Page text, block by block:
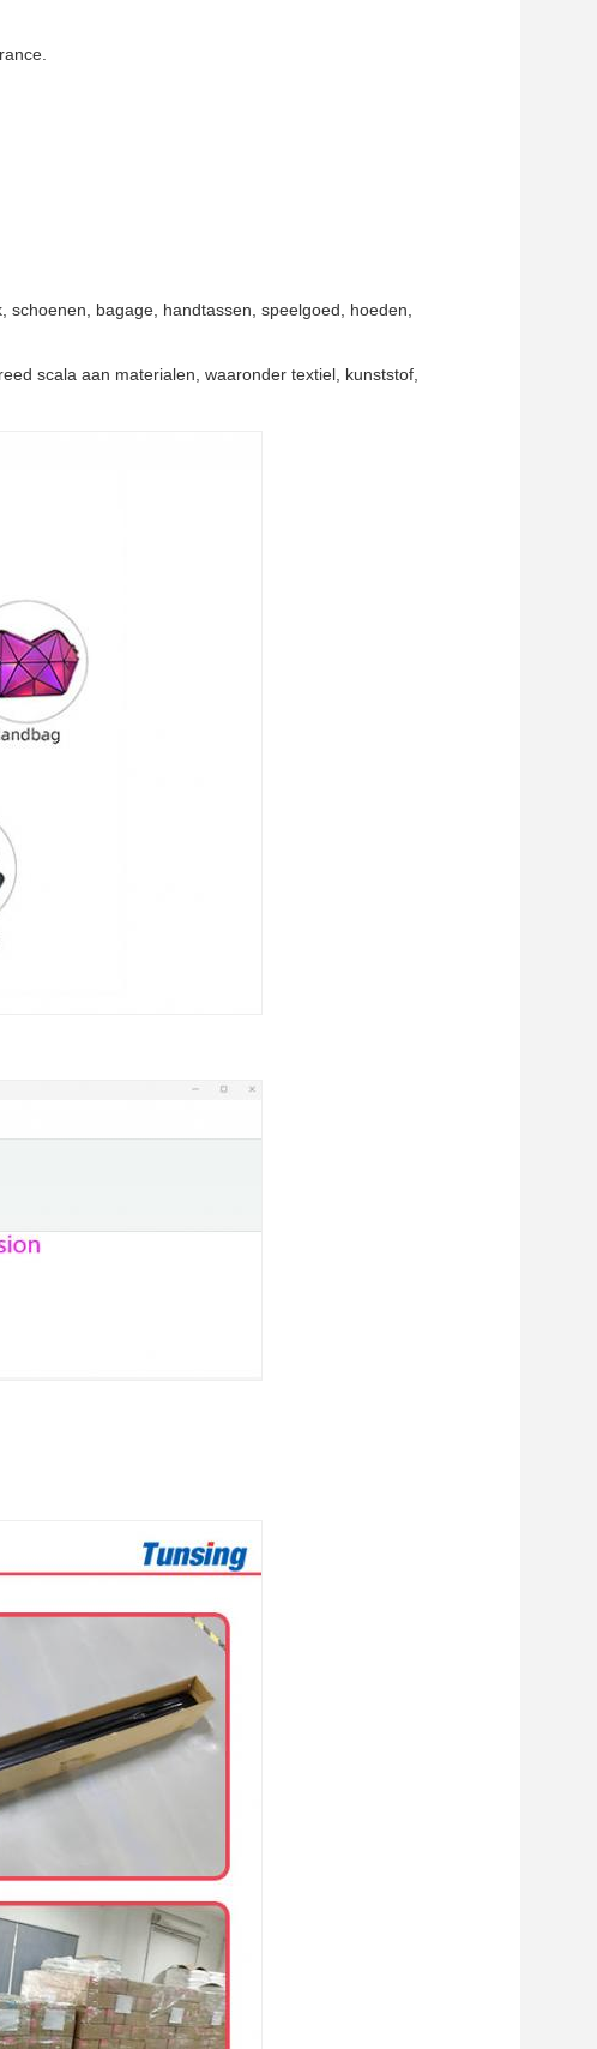
bagage, handtassen, speelgoed, hoeden,
scala aan materialen, waaronder textiel, kunststof,